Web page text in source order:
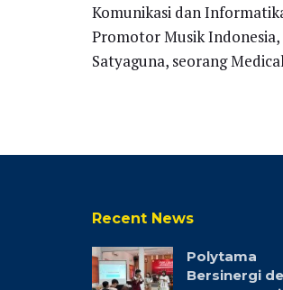
Komunikasi dan
Promotor Musik
Satyaguna, seorang
Recent News
Polytama
Bersinergi